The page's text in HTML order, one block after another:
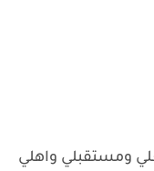
ومستقبلي واهلي